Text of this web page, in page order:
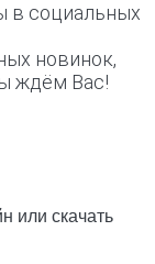
в социальных
новинок,
ждём Вас!
или скачать